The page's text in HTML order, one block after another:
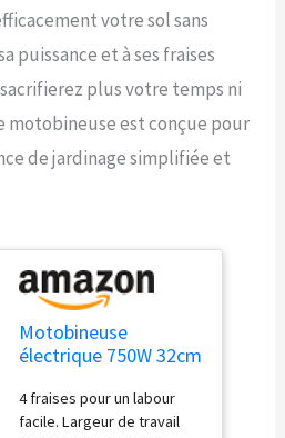
votre sol sans
puissance et à ses fraises
plus votre temps ni
motobineuse est conçue pour
de jardinage simplifiée et
Motobineuse
électrique 750W 32cm
4 fraises pour un labour
facile. Largeur de travail